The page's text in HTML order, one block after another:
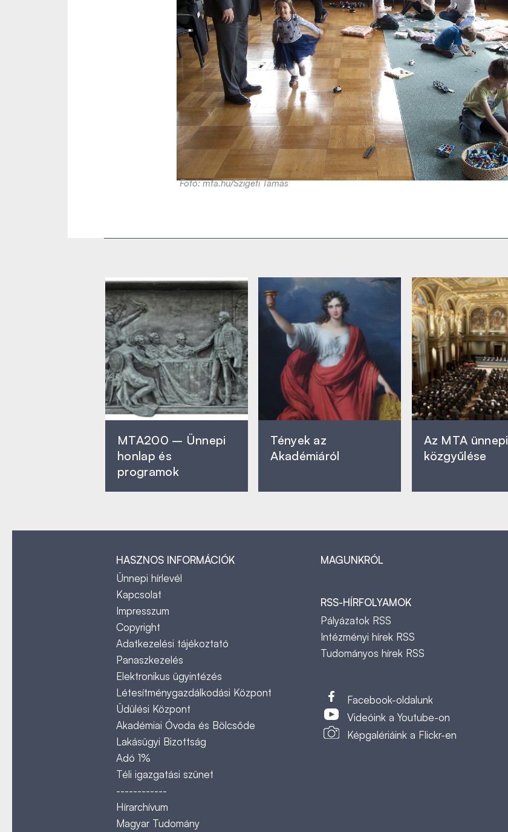
Fotó: mta.hu/Szigeti Tamás
MTA200 – Ünnepi
honlap és
programok
Tények az
Akadémiáról
Az MTA ünnepi
közgyűlése
HASZNOS INFORMÁCIÓK
Ünnepi hírlevél
Kapcsolat
Impresszum
Copyright
Adatkezelési tájékoztató
Panaszkezelés
Elektronikus ügyintézés
Létesítménygazdálkodási Központ
Üdülési Központ
Akadémiai Óvoda és Bölcsőde
Lakásügyi Bizottság
Adó 1%
Téli igazgatási szünet
------------
Hírarchívum
Magyar Tudomány
MAGUNKRÓL
RSS-HÍRFOLYAMOK
Pályázatok RSS
Intézményi hírek RSS
Tudományos hírek RSS
Facebook-oldalunk
Videóink a Youtube-on
Képgalériáink a Flickr-en